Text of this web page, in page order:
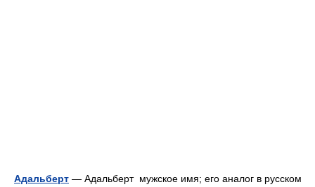
Адальберт — Адальберт мужское имя; его аналог в русском